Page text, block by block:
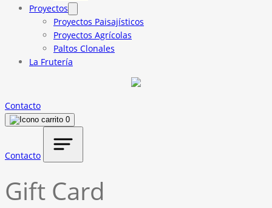
Proyectos
Proyectos Paisajísticos
Proyectos Agrícolas
Paltos Clonales
La Frutería
Contacto
0
Contacto
Gift Card